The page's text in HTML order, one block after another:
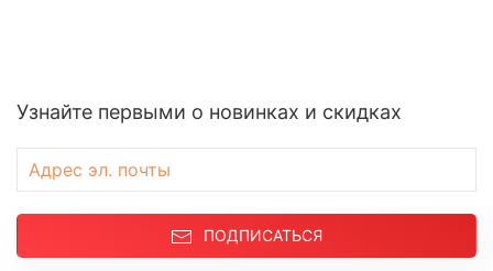
Узнайте первыми о новинках и скидках
ПОДПИСАТЬСЯ